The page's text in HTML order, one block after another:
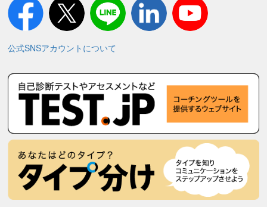
公式SNSアカウントについて